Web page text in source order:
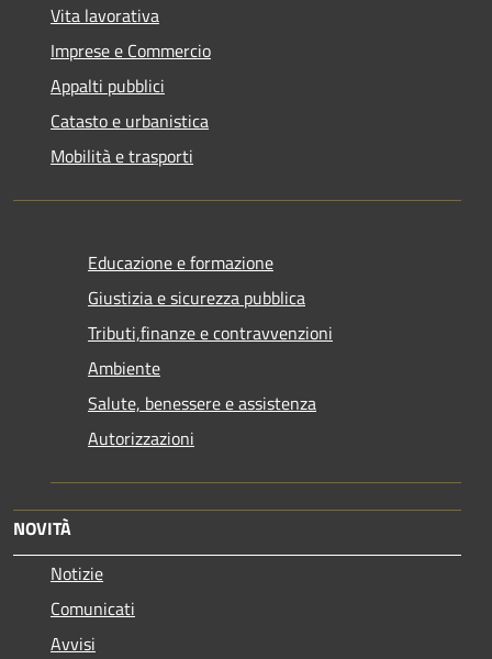
Vita lavorativa
Imprese e Commercio
Appalti pubblici
Catasto e urbanistica
Mobilità e trasporti
Educazione e formazione
Giustizia e sicurezza pubblica
Tributi,finanze e contravvenzioni
Ambiente
Salute, benessere e assistenza
Autorizzazioni
NOVITÀ
Notizie
Comunicati
Avvisi